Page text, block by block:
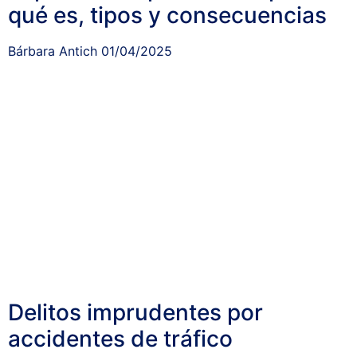
qué es, tipos y consecuencias
Bárbara Antich 01/04/2025
Delitos imprudentes por
accidentes de tráfico